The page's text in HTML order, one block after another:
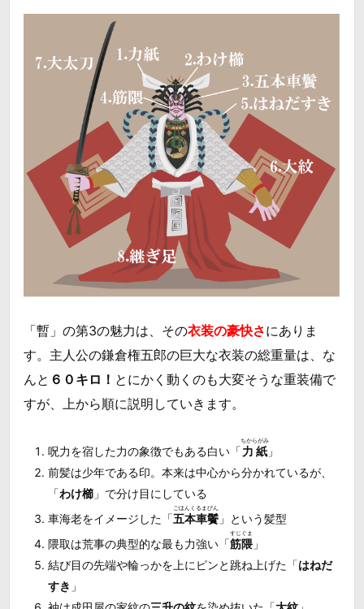
「暫」の第3の魅力は、その衣装の豪快さにありま
す。主人公の鎌倉権五郎の巨大な衣装の総重量は、な
んと ６０キロ！ とにかく動くのも大変そうな重装備で
すが、上から順に説明していきます。
呪力を宿した力の象徴でもある白い「力紙
ちからがみ
」
前髪は少年である印。本来は中心から分かれているが、
「わけ櫛 」で分け目にしている
車海老をイメージした「五本車鬢
ごほんくるまびん
」という髪型
隈取は荒事の典型的な最も力強い「筋隈
すじぐま
」
結び目の先端や輪っかを上にピンと跳ね上げた「はねだ
すき 」